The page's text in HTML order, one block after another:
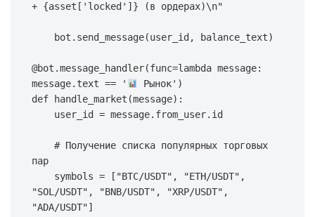
+ {asset [ 'locked' ] } (в ордерах)\n"
    bot
. send_message(user_id , balance_text)
@bot .message_handler(func=lambda message:
message. text == ' Рынок' )
def
handle_market (message) :
    user_id
= message. from_user. id
# Получение списка популярных торговых
пар
    symbols
= [ "BTC/USDT" , "ETH/USDT" ,
"SOL/USDT" , "BNB/USDT" , "XRP/USDT" ,
"ADA/USDT"]